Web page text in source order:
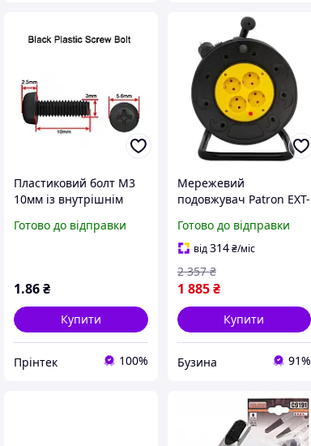
Пластиковий болт М3
10мм із внутрішнім
нейлоновий болт
Готово до відправки
1.86₴
Купити
Прінтек 100%
Мережевий
подовжувач Patron EXT-
3*2.5mm2 EXT-PN-
CABREL-25B-4 buzyna
Готово до відправки
від314 ₴/міс
1 885 ₴
2 357 ₴
Купити
Бузина 91%